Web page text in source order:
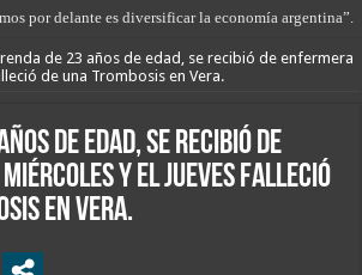
para Gerardo Sequeira que apuñaló a Maca
de 23 años de edad, se recibió de enfermera
de una Trombosis en Vera.
de edad, se recibió de
y el jueves falleció
en Vera.